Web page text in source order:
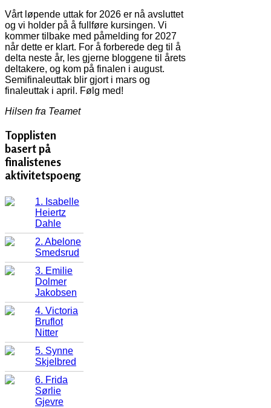
Vårt løpende uttak for 2026 er nå avsluttet
og vi holder på å fullføre kursingen. Vi
kommer tilbake med påmelding for 2027
når dette er klart. For å forberede deg til å
delta neste år, les gjerne bloggene til årets
deltakere, og kom på finalen i august.
Semifinaleuttak blir gjort i mars og
finaleuttak i april. Følg med!
Hilsen fra Teamet
Topplisten
basert på
finalistenes
aktivitetspoeng
1. Isabelle
Heiertz
Dahle
2. Abelone
Smedsrud
3. Emilie
Dolmer
Jakobsen
4. Victoria
Bruflot
Nitter
5. Synne
Skjelbred
6. Frida
Sørlie
Gjevre